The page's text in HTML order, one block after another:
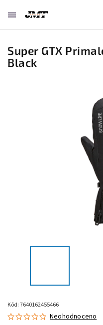
Super GTX
Black
Kód:7640162455466
Neohodnoceno